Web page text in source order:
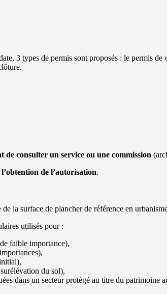
3 types de permis sont proposés : le permis
de consulter un service ou une commission
de l’autorisation.
la surface de plancher de référence en
utilisés pour :
faible importance),
du sol),
dans un secteur protégé au titre du patrimoine